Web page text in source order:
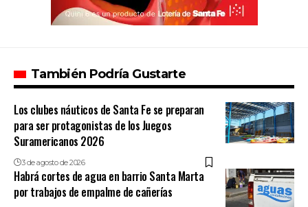
También Podría Gustarte
Los clubes náuticos de Santa Fe se preparan
para ser protagonistas de los Juegos
Suramericanos 2026
3 de agosto de 2026
Habrá cortes de agua en barrio Santa Marta
por trabajos de empalme de cañerías